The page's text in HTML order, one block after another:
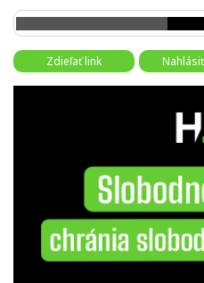
Zdieľať link